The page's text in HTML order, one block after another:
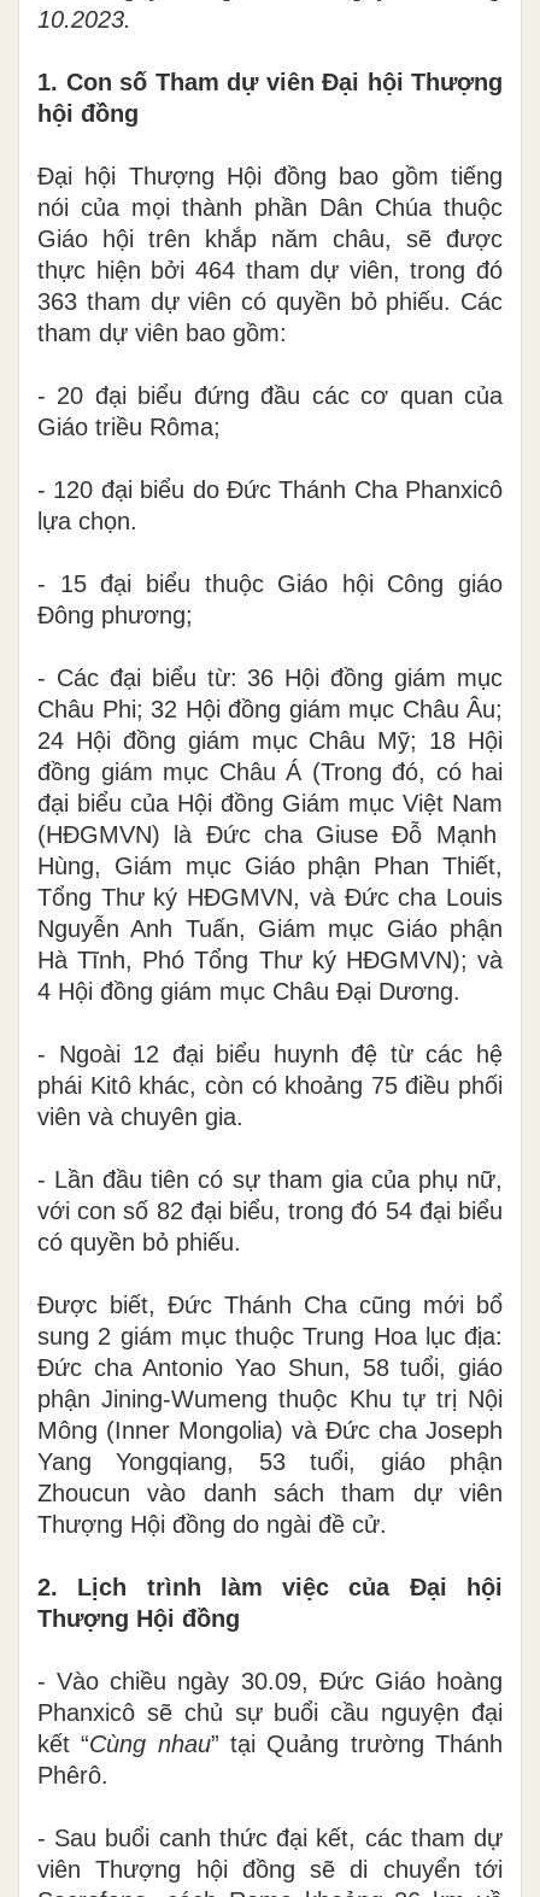
10.2023.
1. Con số Tham dự viên Đại hội Thượng
hội đồng
Đại hội Thượng Hội đồng bao gồmtiếng
nói của mọi thành phần Dân Chúa thuộc
Giáo hội trên khắp năm châu, sẽ được
thực hiện bởi 464 tham dự viên, trong đó
363 tham dự viên có quyền bỏ phiếu. Các
tham dự viên bao gồm:
- 20 đại biểu đứng đầu các cơ quan của
Giáo triều Rôma;
- 120 đại biểu doĐức Thánh Cha Phanxicô
lựa chọn.
- 15 đại biểu thuộc Giáo hội Công giáo
Đông phương;
- Các đại biểu từ: 36 Hội đồng giám mục
Châu Phi; 32 Hội đồng giám mục Châu Âu;
24 Hội đồng giám mục Châu Mỹ; 18 Hội
đồng giám mục Châu Á (Trong đó, có hai
đại biểu của Hội đồng Giám mục Việt Nam
(HĐGMVN) là Đức cha Giuse Đỗ Mạnh
Hùng, Giám mục Giáo phận Phan Thiết,
Tổng Thư ký HĐGMVN, và Đức cha Louis
Nguyễn Anh Tuấn, Giám mục Giáo phận
Hà Tĩnh, Phó Tổng Thư ký HĐGMVN); và
4 Hội đồng giám mục Châu Đại Dương.
- Ngoài 12 đại biểu huynh đệ từ các hệ
phái Kitô khác, còn có khoảng 75 điều phối
viên và chuyên gia.
- Lần đầu tiên có sự tham gia của phụ nữ,
với con số 82 đại biểu, trong đó 54 đại biểu
có quyền bỏ phiếu.
Được biết, Đức Thánh Cha cũng mới bổ
sung 2 giám mục thuộc Trung Hoalục địa:
Đức chaAntonio Yao Shun, 58 tuổi, giáo
phận Jining-Wumeng thuộc Khu tự trị Nội
Mông (Inner Mongolia) và Đức cha Joseph
Yang Yongqiang, 53 tuổi, giáo phận
Zhoucun vào danh sách tham dự viên
Thượng Hội đồng do ngài đề cử.
2. Lịch trình làm việc của Đại hội
Thượng Hội đồng
-Vào chiều ngày 30.09, Đức Giáo hoàng
Phanxicô sẽ chủ sự buổi cầu nguyện đại
kết“Cùng nhau”tại Quảng trường Thánh
Phêrô.
- Sau buổi canh thức đại kết, các tham dự
viênThượng hội đồng sẽ di chuyển tới